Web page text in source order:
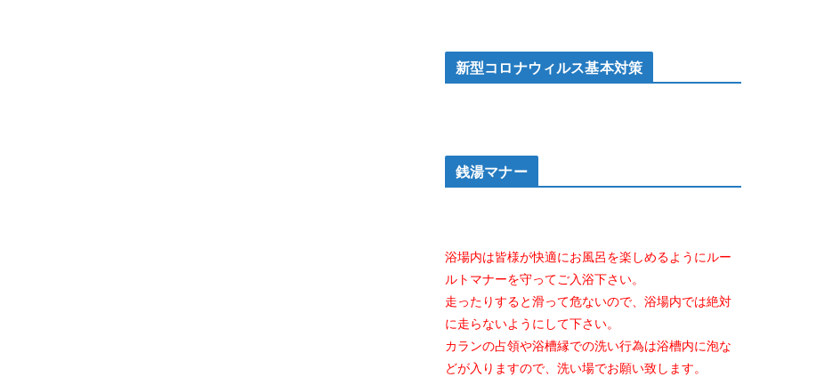
新型コロナウィルス基本対策
銭湯マナー
浴場内は皆様が快適にお風呂を楽しめるようにルー
ルトマナーを守ってご入浴下さい。
走ったりすると滑って危ないので、浴場内では絶対
に走らないようにして下さい。
カランの占領や浴槽縁での洗い行為は浴槽内に泡な
どが入りますので、洗い場でお願い致します。